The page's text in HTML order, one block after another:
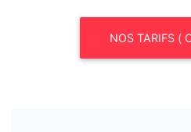
NOS TARIFS (